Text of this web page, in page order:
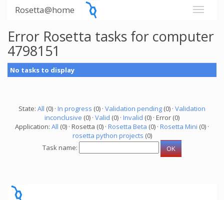
Rosetta@home
Error Rosetta tasks for computer
4798151
No tasks to display
State: All (0) · In progress (0) · Validation pending (0) · Validation
inconclusive (0) · Valid (0) · Invalid (0) · Error (0)
Application: All (0) · Rosetta (0) · Rosetta Beta (0) · Rosetta Mini (0) ·
rosetta python projects (0)
Task name: